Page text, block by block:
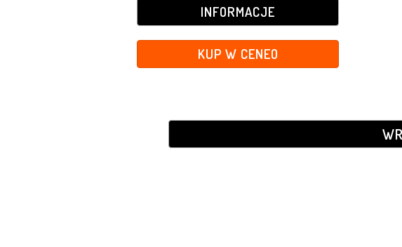
INFORMACJE
KUP W CENEO